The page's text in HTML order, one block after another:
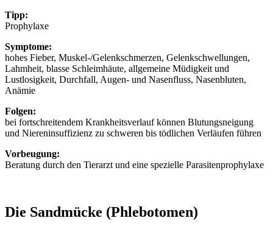
Tipp:
Prophylaxe
Symptome:
hohes Fieber, Muskel-/Gelenkschmerzen, Gelenkschwellungen,
Lahmheit, blasse Schleimhäute, allgemeine Müdigkeit und
Lustlosigkeit, Durchfall, Augen- und Nasenfluss, Nasenbluten,
Anämie
Folgen:
bei fortschreitendem Krankheitsverlauf können Blutungsneigung
und Niereninsuffizienz zu schweren bis tödlichen Verläufen führen
Vorbeugung:
Beratung durch den Tierarzt und eine spezielle Parasitenprophylaxe
Die Sandmücke (Phlebotomen)